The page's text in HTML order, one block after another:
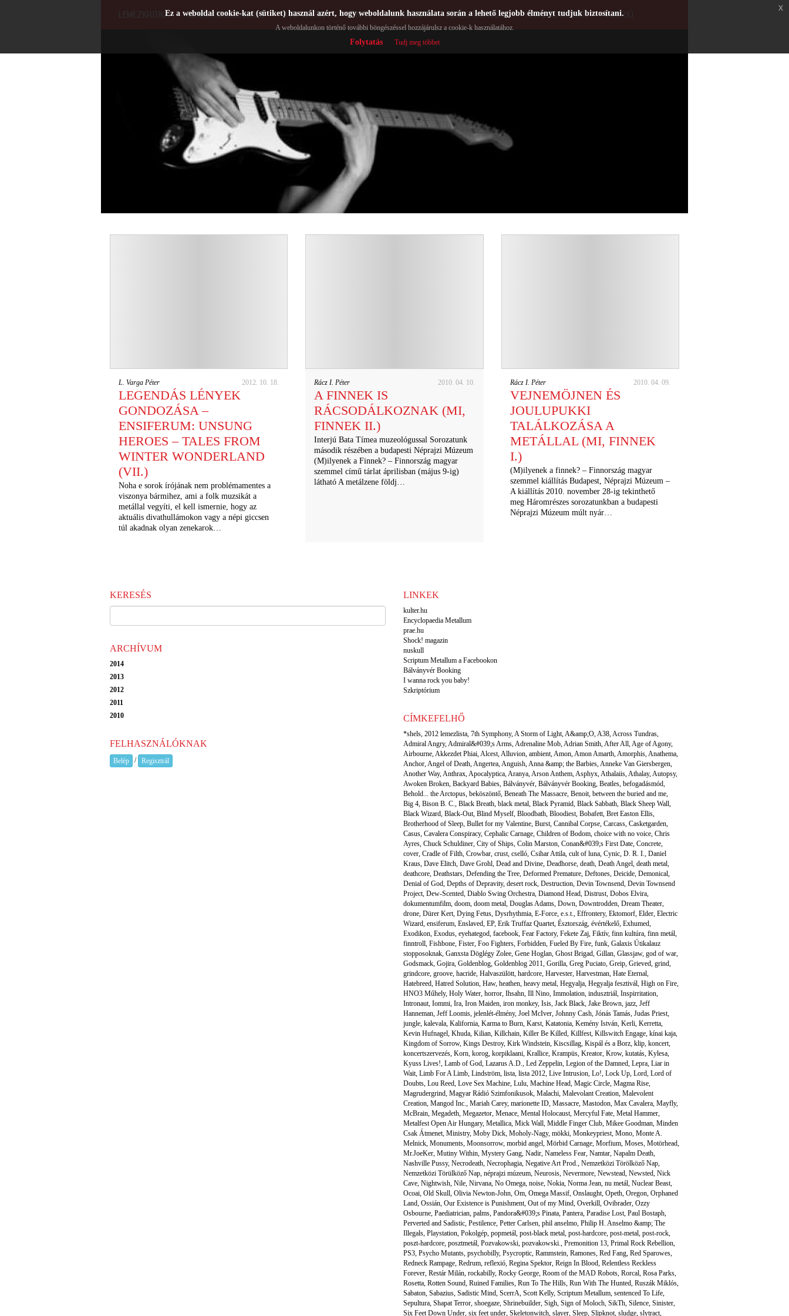
LEMEZKRITIKA KONCERTBESZÁMOLÓ DVD-KRITIKA KÖNYV GONDOLAT FÉMES TEORÉZIS HATÁRTERÜLETEK INTERJÚ
L. Varga Péter 2012. 10. 18.
LEGENDÁS LÉNYEK
GONDOZÁSA –
ENSIFERUM: UNSUNG
HEROES – TALES FROM
WINTER WONDERLAND
(VII.)
Noha e sorok írójának nem problémamentes a
viszonya bármihez, ami a folk muzsikát a
metállal vegyíti, el kell ismernie, hogy az
aktuális divathullámokon vagy a népi giccsen
túl akadnak olyan zenekarok…
Rácz I. Péter 2010. 04. 10.
A FINNEK IS
RÁCSODÁLKOZNAK (MI,
FINNEK II.)
Interjú Bata Tímea muzeológussal Sorozatunk
második részében a budapesti Néprajzi Múzeum
(M)ilyenek a Finnek? – Finnország magyar
szemmel című tárlat áprilisban (május 9-ig)
látható A metálzene földj…
Rácz I. Péter 2010. 04. 09.
VEJNEMÖJNEN ÉS
JOULUPUKKI
TALÁLKOZÁSA A
METÁLLAL (MI, FINNEK
I.)
(M)ilyenek a finnek? – Finnország magyar
szemmel kiállítás Budapest, Néprajzi Múzeum –
A kiállítás 2010. november 28-ig tekinthető
meg Háromrészes sorozatunkban a budapesti
Néprajzi Múzeum múlt nyár…
KERESÉS
ARCHÍVUM
2014
2013
2012
2011
2010
FELHASZNÁLÓKNAK
Belép / Regisztrál
LINKEK
kulter.hu
Encyclopaedia Metallum
prae.hu
Shock! magazin
nuskull
Scriptum Metallum a Facebookon
Bálványvér Booking
I wanna rock you baby!
Szkriptórium
CÍMKEFELHŐ
*shels, 2012 lemezlista, 7th Symphony,A Storm of Light,A&amp;O,A38,Across Tundras,
Admiral Angry,Admiral&#039;s Arms,Adrenaline Mob,Adrian Smith,After All,Age of Agony,
Airbourne,Akkezdet Phiai,Alcest,Alluvion, ambient,Amon,Amon Amarth,Amorphis,Anathema,
Anchor,Angel of Death,Angertea,Anguish,Anna &amp; the Barbies,Anneke Van Giersbergen,
Another Way,Anthrax,Apocalyptica,Aranya,Arson Anthem,Asphyx,Athalaiis,Athalay,Autopsy,
Awoken Broken, Backyard Babies, Bálványvér, Bálványvér Booking, Beatles, befogadásmód,
Behold... the Arctopus, beköszöntő, Beneath The Massacre, Benoit, between the buried and me,
Big 4, Bison B. C., Black Breath, black metal, Black Pyramid, Black Sabbath, Black Sheep Wall,
Black Wizard, Black-Out, Blind Myself, Bloodbath, Bloodiest, Bobafett, Bret Easton Ellis,
Brotherhood of Sleep, Bullet for my Valentine, Burst, Cannibal Corpse, Carcass, Casketgarden,
Casus, Cavalera Conspiracy, Cephalic Carnage, Children of Bodom, choice with no voice, Chris
Ayres, Chuck Schuldiner, City of Ships, Colin Marston, Conan&#039;s First Date, Concrete,
cover, Cradle of Filth, Crowbar, crust, cselló, Csihar Attila, cult of luna, Cynic, D. R. I., Daniel
Kraus, Dave Elitch, Dave Grohl, Dead and Divine, Deadhorse, death, Death Angel, death metal,
deathcore, Deathstars, Defending the Tree, Deformed Premature, Deftones, Deicide, Demonical,
Denial of God, Depths of Depravity, desert rock, Destruction, Devin Townsend, Devin Townsend
Project, Dew-Scented, Diablo Swing Orchestra, Diamond Head, Distrust, Dobos Elvira,
dokumentumfilm, doom, doom metal, Douglas Adams, Down, Downtrodden, Dream Theater,
drone, Dürer Kert, Dying Fetus, Dysrhythmia, E-Force, e.s.t., Effrontery, Ektomorf, Elder, Electric
Wizard, ensiferum, Enslaved, EP, Erik Truffaz Quartet, Észtország, évértékelő, Exhumed,
Exodikon, Exodus, eyehategod, facebook, Fear Factory, Fekete Zaj, Fiktív, finn kultúra, finn metál,
finntroll, Fishbone, Fister, Foo Fighters, Forbidden, Fueled By Fire, funk, Galaxis Útikalauz
stopposoknak, Ganxsta Döglégy Zolee, Gene Hoglan, Ghost Brigad, Gillan, Glassjaw, god of war,
Godsmack, Gojira, Goldenblog, Goldenblog 2011, Gorilla, Greg Puciato, Greip, Grieved, grind,
grindcore, groove, hacride, Halvaszülött, hardcore, Harvester, Harvestman, Hate Eternal,
Hatebreed, Hatred Solution, Haw, heathen, heavy metal, Hegyalja, Hegyalja fesztivál, High on Fire,
HNO3 Műhely, Holy Water, horror, Ihsahn, Ill Nino, Immolation, indusztriál, Inspirritation,
Intronaut, Iommi, Ira, Iron Maiden, iron monkey, Isis, Jack Black, Jake Brown, jazz, Jeff
Hanneman, Jeff Loomis, jelenlét-élmény, Joel McIver, Johnny Cash, Jónás Tamás, Judas Priest,
jungle, kalevala, Kalifornia, Karma to Burn, Karst, Katatonia, Kemény István, Kerli, Kerretta,
Kevin Hufnagel, Khuda, Kilian, Killchain, Killer Be Killed, Killfest, Killswitch Engage, kínai kaja,
Kingdom of Sorrow, Kings Destroy, Kirk Windstein, Kiscsillag, Kispál és a Borz, klip, koncert,
koncertszervezés, Korn, korog, korpiklaani, Krallice, Krampüs, Kreator, Krow, kutatás, Kylesa,
Kyuss Lives!, Lamb of God, Lazarus A.D., Led Zeppelin, Legion of the Damned, Lepra, Liar in
Wait, Limb For A Limb, Lindström, lista, lista 2012, Live Intrusion, Lo!, Lock Up, Lord, Lord of
Doubts, Lou Reed, Love Sex Machine, Lulu, Machine Head, Magic Circle, Magma Rise,
Magrudergrind, Magyar Rádió Szimfonikusok, Malachi, Malevolant Creation, Malevolent
Creation, Mangod Inc., Mariah Carey, marionette ID, Massacre, Mastodon, Max Cavalera, Mayfly,
McBrain, Megadeth, Megazetor, Menace, Mental Holocaust, Mercyful Fate, Metal Hammer,
Metalfest Open Air Hungary, Metallica, Mick Wall, Middle Finger Club, Mikee Goodman, Minden
Csak Átmenet, Ministry, Moby Dick, Moholy-Nagy, mökki, Monkeypriest, Mono, Monte A.
Melnick, Monuments, Moonsorrow, morbid angel, Mörbid Carnage, Morfium, Moses, Motörhead,
Mr.JoeKer, Mutiny Within, Mystery Gang, Nadir, Nameless Fear, Namtar, Napalm Death,
Nashville Pussy, Necrodeath, Necrophagia, Negative Art Prod., Nemzetközi Törölköző Nap,
Nemzetközi Törülköző Nap, néprajzi múzeum, Neurosis, Nevermore, Newstead, Newsted, Nick
Cave, Nightwish, Nile, Nirvana, No Omega, noise, Nokia, Norma Jean, nu metál, Nuclear Beast,
Ocoai, Old Skull, Olivia Newton-John, Om, Omega Massif, Onslaught, Opeth, Oregon, Orphaned
Land, Ossián, Our Existence is Punishment, Out of my Mind, Overkill, Ovibrader, Ozzy
Osbourne, Paediatrician, palms, Pandora&#039;s Pinata, Pantera, Paradise Lost, Paul Bostaph,
Perverted and Sadistic, Pestilence, Petter Carlsen, phil anselmo, Philip H. Anselmo &amp; The
Illegals, Playstation, Pokolgép, popmetál, post-black metal, post-hardcore, post-metal, post-rock,
poszt-hardcore, posztmetál, Pozvakowski, pozvakowski., Premonition 13, Primal Rock Rebellion,
PS3, Psycho Mutants, psychobilly, Psycroptic, Rammstein, Ramones, Red Fang, Red Sparowes,
Redneck Rampage, Redrum, reflexió, Regina Spektor, Reign In Blood, Relentless Reckless
Forever, Restár Milán, rockabilly, Rocky George, Room of the MAD Robots, Rorcal, Rosa Parks,
Rosetta, Rotten Sound, Ruined Families, Run To The Hills, Run With The Hunted, Ruszák Miklós,
Sabaton, Sabazius, Sadistic Mind, ScerrA, Scott Kelly, Scriptum Metallum, sentenced To Life,
Sepultura, Shapat Terror, shoegaze, Shrinebuilder, Sigh, Sign of Moloch, SikTh, Silence, Sinister,
Six Feet Down Under, six feet under, Skeletonwitch, slayer, Sleep, Slipknot, sludge, slytract,
Ez a weboldal cookie-kat (sütiket) használ azért, hogy weboldalunk használata során a lehető legjobb élményt tudjuk biztosítani.
A weboldalunkon történő további böngészéssel hozzájárulsz a cookie-k használatához.
Folytatás Tudj meg többet
x